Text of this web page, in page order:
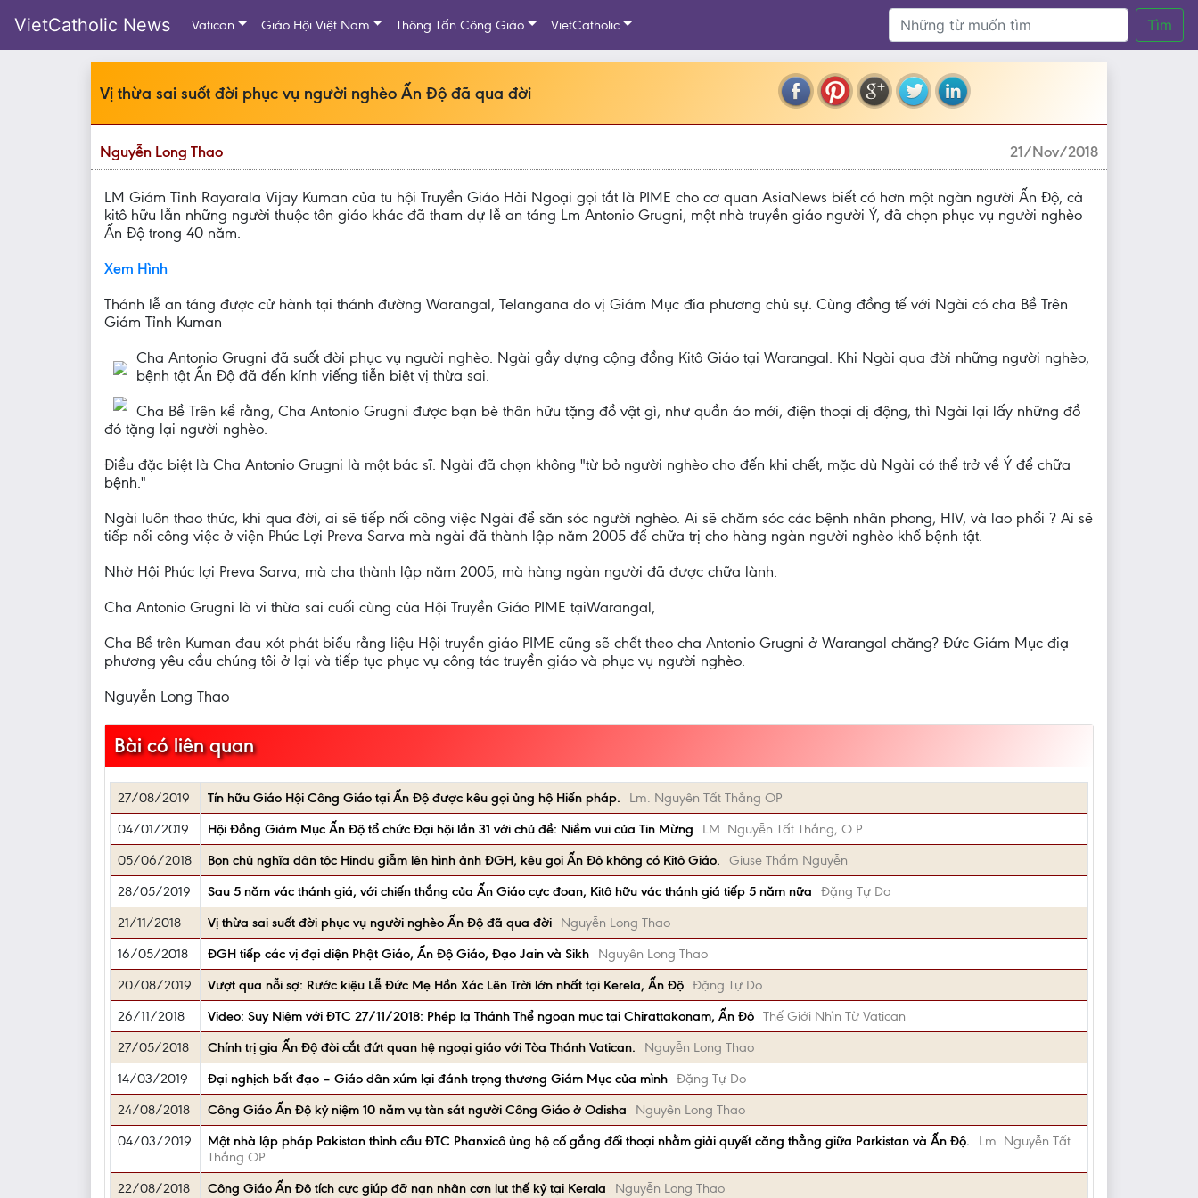
VietCatholic News Vatican Giáo Hội Việt Nam Thông Tấn Công Giáo VietCatholic Tìm
Vị thừa sai suốt đời phục vụ người nghèo Ấn Độ đã qua đời
Nguyễn Long Thao 21/Nov/2018
LM Giám Tỉnh Rayarala Vijay Kuman của tu hội Truyền Giáo Hải Ngoại gọi tắt là PIME cho cơ quan AsiaNews biết có hơn một ngàn người Ấn Độ, cả
kitô hữu lẫn những người thuộc tôn giáo khác đã tham dự lễ an táng Lm Antonio Grugni, một nhà truyền giáo người Ý, đã chọn phục vụ người nghèo
Ấn Độ trong 40 năm.
Xem Hình
Thánh lễ an táng được cử hành tại thánh đường Warangal, Telangana do vị Giám Mục đia phương chủ sự. Cùng đồng tế với Ngài có cha Bề Trên
Giám Tỉnh Kuman
Cha Antonio Grugni đã suốt đời phục vụ người nghèo. Ngài gầy dựng cộng đồng Kitô Giáo tại Warangal. Khi Ngài qua đời những người nghèo,
bệnh tật Ấn Độ đã đến kính viếng tiễn biệt vị thừa sai.
Cha Bề Trên kể rằng, Cha Antonio Grugni được bạn bè thân hữu tặng đồ vật gì, như quần áo mới, điện thoại dị động, thì Ngài lại lấy những đồ
đó tặng lại người nghèo.
Điều đặc biệt là Cha Antonio Grugni là một bác sĩ. Ngài đã chọn không "từ bỏ người nghèo cho đến khi chết, mặc dù Ngài có thể trở về Ý để chữa
bệnh."
Ngài luôn thao thức, khi qua đời, ai sẽ tiếp nối công việc Ngài để săn sóc người nghèo. Ai sẽ chăm sóc các bệnh nhân phong, HIV, và lao phổi ? Ai sẽ
tiếp nối công việc ở viện Phúc Lợi Preva Sarva mà ngài đã thành lập năm 2005 để chữa trị cho hàng ngàn người nghèo khổ bệnh tật.
Nhờ Hội Phúc lợi Preva Sarva, mà cha thành lập năm 2005, mà hàng ngàn người đã được chữa lành.
Cha Antonio Grugni là vi thừa sai cuối cùng của Hội Truyền Giáo PIME tạiWarangal,
Cha Bề trên Kuman đau xót phát biểu rằng liệu Hội truyền giáo PIME cũng sẽ chết theo cha Antonio Grugni ở Warangal chăng? Đức Giám Mục điạ
phương yêu cầu chúng tôi ở lại và tiếp tục phục vụ công tác truyền giáo và phục vụ người nghèo.
Nguyễn Long Thao
Bài có liên quan
27/08/2019 Tín hữu Giáo Hội Công Giáo tại Ấn Độ được kêu gọi ủng hộ Hiến pháp.
Lm. Nguyễn Tất Thắng OP
04/01/2019
Hội Đồng Giám Mục Ấn Độ tổ chức Đại hội lần 31 với chủ đề: Niềm vui của Tin Mừng
LM. Nguyễn Tất Thắng, O.P.
05/06/2018
Bọn chủ nghĩa dân tộc Hindu giẫm lên hình ảnh ĐGH, kêu gọi Ấn Độ không có Kitô Giáo.
Giuse Thẩm Nguyễn
28/05/2019
Sau 5 năm vác thánh giá, với chiến thắng của Ấn Giáo cực đoan, Kitô hữu vác thánh giá tiếp 5 năm nữa
Đặng Tự Do
21/11/2018
Vị thừa sai suốt đời phục vụ người nghèo Ấn Độ đã qua đời
Nguyễn Long Thao
16/05/2018
ĐGH tiếp các vị đại diện Phật Giáo, Ấn Độ Giáo, Đạo Jain và Sikh
Nguyễn Long Thao
20/08/2019
Vượt qua nỗi sợ: Rước kiệu Lễ Đức Mẹ Hồn Xác Lên Trời lớn nhất tại Kerela, Ấn Độ Đặng Tự Do
26/11/2018
Video: Suy Niệm với ĐTC 27/11/2018: Phép lạ Thánh Thể ngoạn mục tại Chirattakonam, Ấn Độ Thế Giới Nhìn Từ Vatican
27/05/2018
Chính trị gia Ấn Độ đòi cắt đứt quan hệ ngoại giáo với Tòa Thánh Vatican.
Nguyễn Long Thao
14/03/2019
Đại nghịch bất đạo – Giáo dân xúm lại đánh trọng thương Giám Mục của mình Đặng Tự Do
24/08/2018
Công Giáo Ấn Độ kỷ niệm 10 năm vụ tàn sát người Công Giáo ở Odisha
Nguyễn Long Thao
04/03/2019
Một nhà lập pháp Pakistan thỉnh cầu ĐTC Phanxicô ủng hộ cố gắng đối thoại nhằm giải quyết căng thẳng giữa Parkistan và Ấn Độ.
Lm. Nguyễn Tất
Thắng OP
22/08/2018
Công Giáo Ấn Độ tích cực giúp đỡ nạn nhân cơn lụt thế kỷ tại Kerala Nguyễn Long Thao